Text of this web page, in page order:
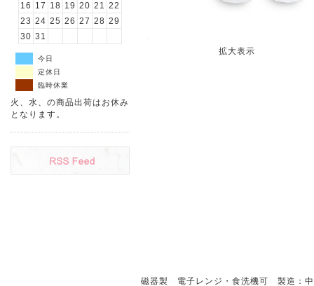
16
17 18 19 20 21
22
23 24 25 26 27 28 29
30 31
今日
定休日
臨時休業
火、水、の商品出荷はお休み
となります。
拡大表示
磁器製 電子レンジ・食洗機可 製造：